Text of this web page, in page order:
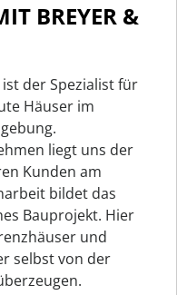
BREYER &
ist der Spezialist für
Häuser im
liegt uns der
Kunden am
bildet das
Bauprojekt. Hier
und
selbst von der